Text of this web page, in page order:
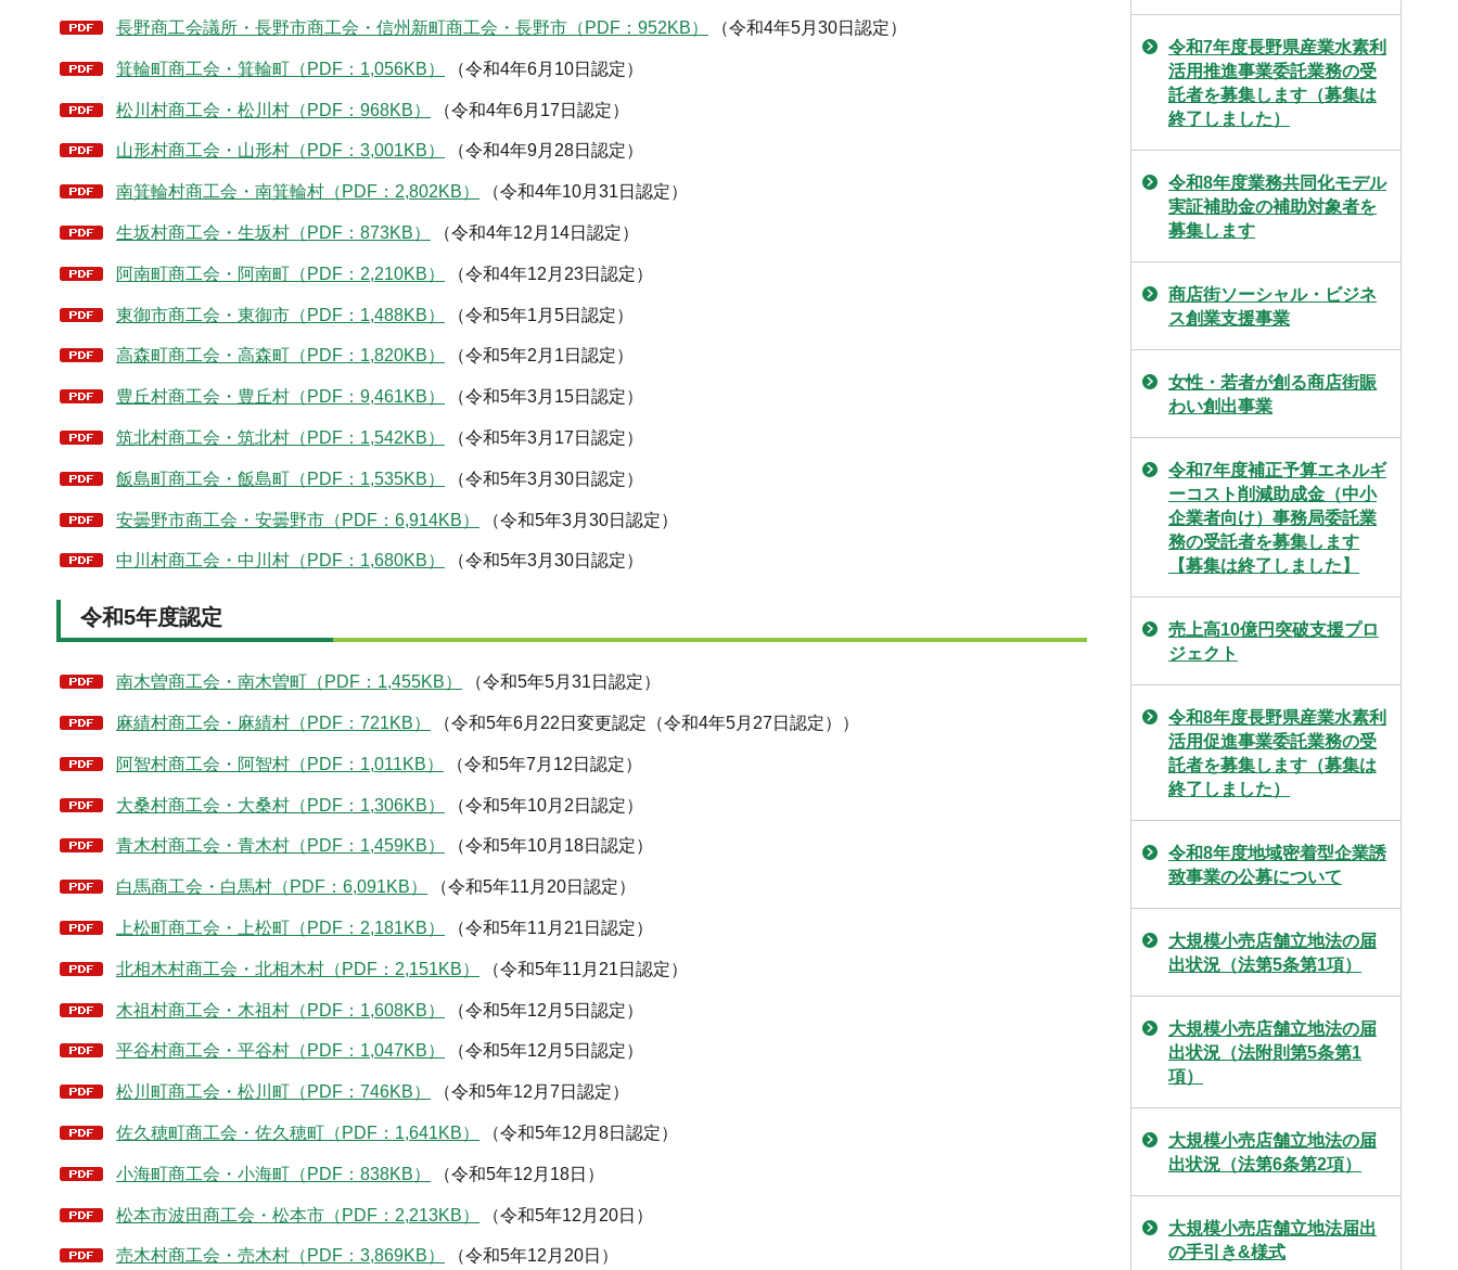
長野商工会議所・長野市商工会・信州新町商工会・長野市（PDF：952KB） （令和4年5月30日認定）
箕輪町商工会・箕輪町（PDF：1,056KB） （令和4年6月10日認定）
松川村商工会・松川村（PDF：968KB） （令和4年6月17日認定）
山形村商工会・山形村（PDF：3,001KB） （令和4年9月28日認定）
南箕輪村商工会・南箕輪村（PDF：2,802KB） （令和4年10月31日認定）
生坂村商工会・生坂村（PDF：873KB） （令和4年12月14日認定）
阿南町商工会・阿南町（PDF：2,210KB） （令和4年12月23日認定）
東御市商工会・東御市（PDF：1,488KB） （令和5年1月5日認定）
高森町商工会・高森町（PDF：1,820KB） （令和5年2月1日認定）
豊丘村商工会・豊丘村（PDF：9,461KB） （令和5年3月15日認定）
筑北村商工会・筑北村（PDF：1,542KB） （令和5年3月17日認定）
飯島町商工会・飯島町（PDF：1,535KB） （令和5年3月30日認定）
安曇野市商工会・安曇野市（PDF：6,914KB） （令和5年3月30日認定）
中川村商工会・中川村（PDF：1,680KB） （令和5年3月30日認定）
令和5年度認定
南木曽商工会・南木曽町（PDF：1,455KB） （令和5年5月31日認定）
麻績村商工会・麻績村（PDF：721KB） （令和5年6月22日変更認定（令和4年5月27日認定））
阿智村商工会・阿智村（PDF：1,011KB） （令和5年7月12日認定）
大桑村商工会・大桑村（PDF：1,306KB） （令和5年10月2日認定）
青木村商工会・青木村（PDF：1,459KB） （令和5年10月18日認定）
白馬商工会・白馬村（PDF：6,091KB） （令和5年11月20日認定）
上松町商工会・上松町（PDF：2,181KB） （令和5年11月21日認定）
北相木村商工会・北相木村（PDF：2,151KB） （令和5年11月21日認定）
木祖村商工会・木祖村（PDF：1,608KB） （令和5年12月5日認定）
平谷村商工会・平谷村（PDF：1,047KB） （令和5年12月5日認定）
松川町商工会・松川町（PDF：746KB） （令和5年12月7日認定）
佐久穂町商工会・佐久穂町（PDF：1,641KB） （令和5年12月8日認定）
小海町商工会・小海町（PDF：838KB） （令和5年12月18日）
松本市波田商工会・松本市（PDF：2,213KB） （令和5年12月20日）
売木村商工会・売木村（PDF：3,869KB） （令和5年12月20日）
令和7年度長野県産業水素利
活用推進事業委託業務の受
託者を募集します（募集は
終了しました）
令和8年度業務共同化モデル
実証補助金の補助対象者を
募集します
商店街ソーシャル・ビジネ
ス創業支援事業
女性・若者が創る商店街賑
わい創出事業
令和7年度補正予算エネルギ
ーコスト削減助成金（中小
企業者向け）事務局委託業
務の受託者を募集します
【募集は終了しました】
売上高10億円突破支援プロ
ジェクト
令和8年度長野県産業水素利
活用促進事業委託業務の受
託者を募集します（募集は
終了しました）
令和8年度地域密着型企業誘
致事業の公募について
大規模小売店舗立地法の届
出状況（法第5条第1項）
大規模小売店舗立地法の届
出状況（法附則第5条第1
項）
大規模小売店舗立地法の届
出状況（法第6条第2項）
大規模小売店舗立地法届出
の手引き&様式